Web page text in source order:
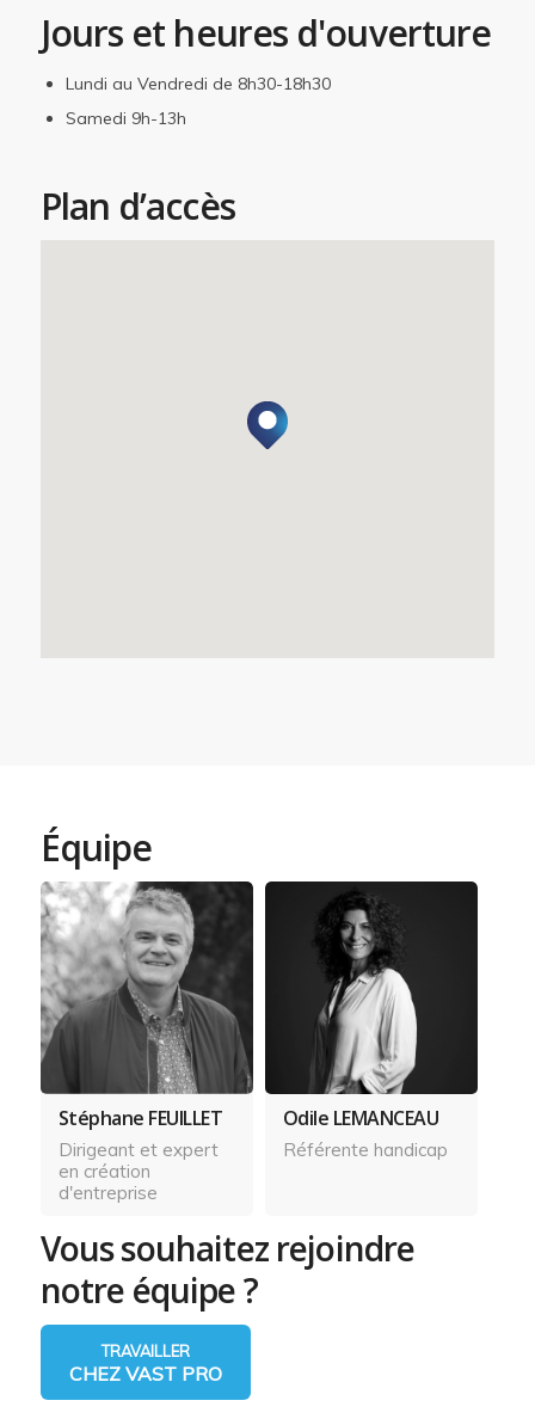
Jours et heures d'ouverture
Lundi au Vendredi de 8h30-18h30
Samedi 9h-13h
Plan d’accès
Équipe
Stéphane FEUILLET
Dirigeant et expert
en création
d'entreprise
Odile LEMANCEAU
Référente handicap
Vous souhaitez rejoindre
notre équipe ?
TRAVAILLER
CHEZ VAST PRO